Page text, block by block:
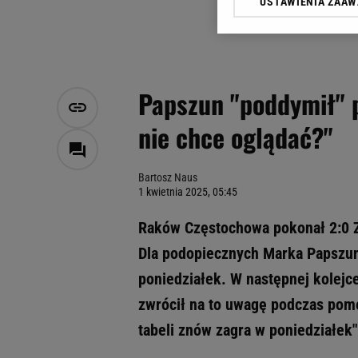
Papszun
nie chce oglądać?"
Bartosz Naus
1 kwietnia 2025, 05:45
Raków Częstochowa pokonał
Dla podopiecznych Marka
poniedziałek. W następnej
zwrócił na to uwagę podczas
tabeli znów zagra w
Klikając „Akceptuję”
Zaufanych Partnerów i
My, nasi Zaufani
Użycie dokładnych
Przechowywanie
badnie odbiorców i